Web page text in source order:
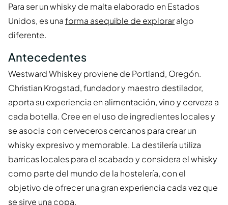
Para ser un whisky de malta elaborado en Estados
Unidos, es unaforma asequible de exploraralgo
diferente.
Antecedentes
Westward Whiskey proviene de Portland, Oregón.
Christian Krogstad, fundador y maestro destilador,
aporta su experiencia en alimentación, vino y cerveza a
cada botella. Cree en el uso de ingredientes locales y
se asocia con cerveceros cercanos para crear un
whisky expresivo y memorable. La destilería utiliza
barricas locales para el acabado y considera el whisky
como parte del mundo de la hostelería, con el
objetivo de ofrecer una gran experiencia cada vez que
se sirve una copa.